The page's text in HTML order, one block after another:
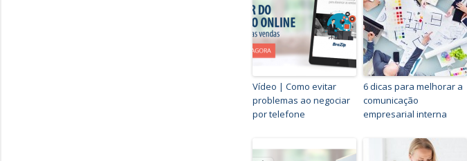
Vídeo | Como evitar
problemas ao negociar
por telefone
6 dicas para melhorar a
comunicação
empresarial interna